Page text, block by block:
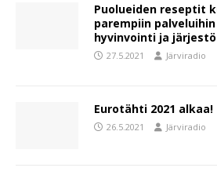
Puolueiden reseptit
parempiin
hyvinvointi ja
27.5.2021 Järviradio
Eurotähti 2021 alkaa!
26.5.2021 Järviradio